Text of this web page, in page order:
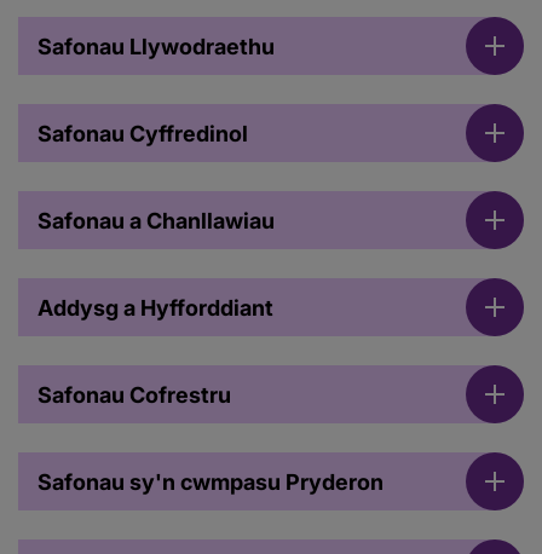
Safonau Llywodraethu
Safonau Cyffredinol
Safonau a Chanllawiau
Addysg a Hyfforddiant
Safonau Cofrestru
Safonau sy'n cwmpasu Pryderon